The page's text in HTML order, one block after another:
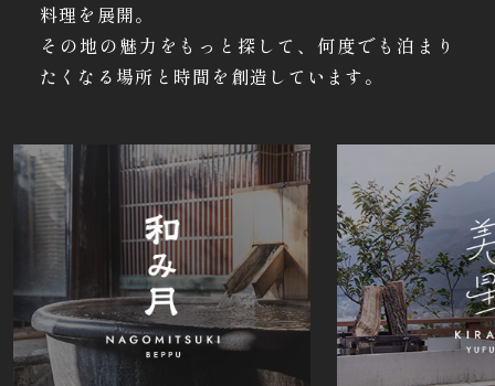
料理を展開。
その地の魅力をもっと探して、何度でも泊まり
たくなる場所と時間を創造しています。